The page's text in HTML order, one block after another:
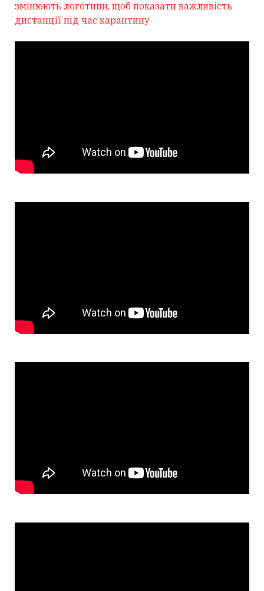
змінюють логотипи, щоб показати важливість
дистанції під час карантину